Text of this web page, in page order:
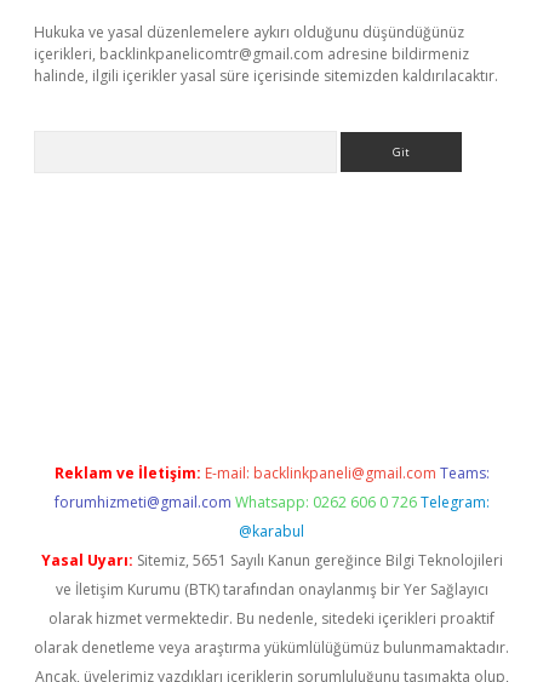
Hukuka ve yasal düzenlemelere aykırı olduğunu düşündüğünüz
içerikleri, backlinkpanelicomtr@gmail.com adresine bildirmeniz
halinde, ilgili içerikler yasal süre içerisinde sitemizden kaldırılacaktır.
Reklam ve İletişim: E-mail: backlinkpaneli@gmail.com Teams:
forumhizmeti@gmail.com Whatsapp: 0262 606 0 726 Telegram:
@karabul
Yasal Uyarı: Sitemiz, 5651 Sayılı Kanun gereğince Bilgi Teknolojileri
ve İletişim Kurumu (BTK) tarafından onaylanmış bir Yer Sağlayıcı
olarak hizmet vermektedir. Bu nedenle, sitedeki içerikleri proaktif
olarak denetleme veya araştırma yükümlülüğümüz bulunmamaktadır.
Ancak, üyelerimiz yazdıkları içeriklerin sorumluluğunu taşımakta olup,